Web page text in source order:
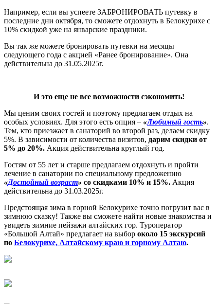
Например, если вы успеете ЗАБРОНИРОВАТЬ путевку в
последние дни октября, то сможете отдохнуть в Белокурихе с
10% скидкой уже на январские праздники.
Вы так же можете бронировать путевки на месяцы
следующего года с акцией «Ранее бронирование». Она
действительна до 31.05.2025г.
И это еще не все возможности сэкономить!
Мы ценим своих гостей и поэтому предлагаем отдых на
особых условиях. Для этого есть опция – «Любимый гость».
Тем, кто приезжает в санаторий во второй раз, делаем скидку
5%. В зависимости от количества визитов, дарим скидки от
5% до 20%. Акция действительна круглый год.
Гостям от 55 лет и старше предлагаем отдохнуть и пройти
лечение в санатории по специальному предложению
«Достойный возраст» со скидками 10% и 15%. Акция
действительна до 31.03.2025г.
Предстоящая зима в горной Белокурихе точно погрузит вас в
зимнюю сказку! Также вы сможете найти новые знакомства и
увидеть зимние пейзажи алтайских гор. Туроператор
«Большой Алтай» предлагает на выбор около 15 экскурсий
по Белокурихе, Алтайскому краю и горному Алтаю.